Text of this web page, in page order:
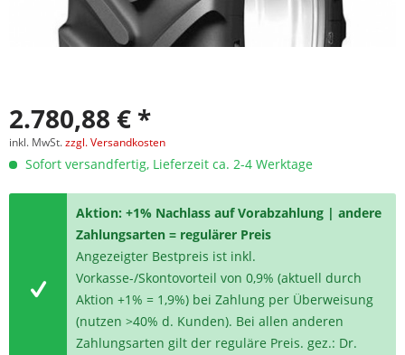
2.780,88 € *
inkl. MwSt.zzgl. Versandkosten
Sofort versandfertig, Lieferzeit ca. 2-4 Werktage
Aktion: +1% Nachlass auf Vorabzahlung | andere
Zahlungsarten = regulärer Preis
Angezeigter Bestpreis ist inkl.
Vorkasse-/Skontovorteil von 0,9% (aktuell durch
Aktion +1% = 1,9%) bei Zahlung per Überweisung
(nutzen >40% d. Kunden). Bei allen anderen
Zahlungsarten gilt der reguläre Preis. gez.: Dr.